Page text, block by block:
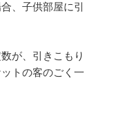
、子供部屋に引
が、引きこもり
トの客のごく一